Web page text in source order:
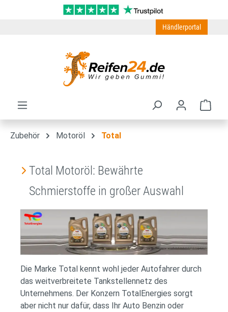
Zum Hauptinhalt springen
Händlerportal
Zubehör Motoröl Total
Total Motoröl: Bewährte
Schmierstoffe in großer Auswahl
Die Marke Total kennt wohl jeder Autofahrer durch
das weitverbreitete Tankstellennetz des
Unternehmens. Der Konzern TotalEnergies sorgt
aber nicht nur dafür, dass Ihr Auto Benzin oder